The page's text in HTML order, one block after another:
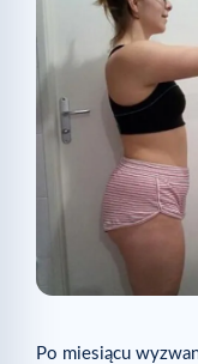
Po miesiącu